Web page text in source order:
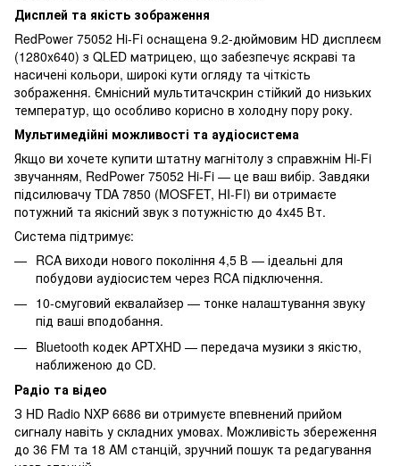
Дисплей та якість зображення
RedPower 75052 Hi-Fi оснащена 9.2-дюймовим HD дисплеєм
(1280x640) з QLED матрицею, що забезпечує яскраві та
насичені кольори, широкі кути огляду та чіткість
зображення. Ємнісний мультитачскрин стійкий до низьких
температур, що особливо корисно в холодну пору року.
Мультимедійні можливості та аудіосистема
Якщо ви хочете купити штатну магнітолу з справжнім Hi-Fi
звучанням, RedPower 75052 Hi-Fi — це ваш вибір. Завдяки
підсилювачу TDA 7850 (MOSFET, HI-FI) ви отримаєте
потужний та якісний звук з потужністю до 4x45 Вт.
Система підтримує:
RCA виходи нового покоління 4,5 В — ідеальні для
побудови аудіосистем через RCA підключення.
10-смуговий еквалайзер — тонке налаштування звуку
під ваші вподобання.
Bluetooth кодек APTXHD — передача музики з якістю,
наближеною до CD.
Радіо та відео
З HD Radio NXP 6686 ви отримуєте впевнений прийом
сигналу навіть у складних умовах. Можливість збереження
до 36 FM та 18 AM станцій, зручний пошук та редагування